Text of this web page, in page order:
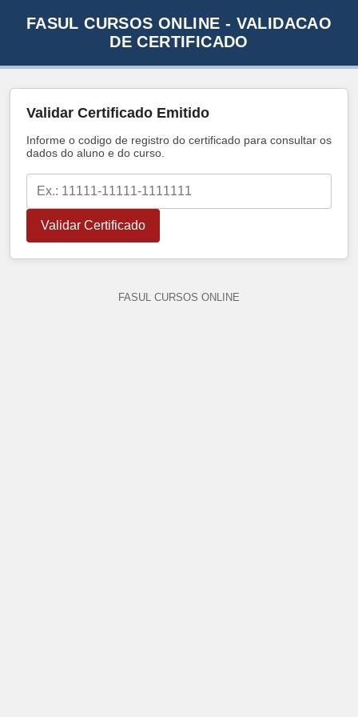
FASUL CURSOS ONLINE - VALIDACAO
DE CERTIFICADO
Validar Certificado Emitido
Informe o codigo de registro do certificado para consultar os
dados do aluno e do curso.
Validar Certificado
FASUL CURSOS ONLINE